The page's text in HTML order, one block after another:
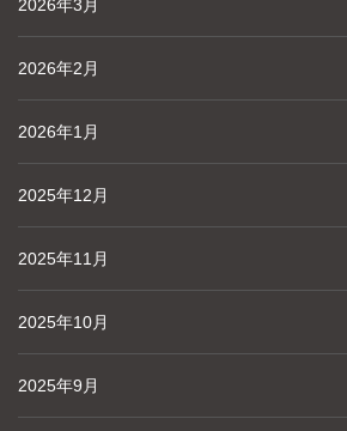
2026年3月
2026年2月
2026年1月
2025年12月
2025年11月
2025年10月
2025年9月